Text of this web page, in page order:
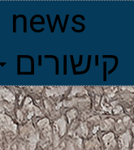
news
קישורים